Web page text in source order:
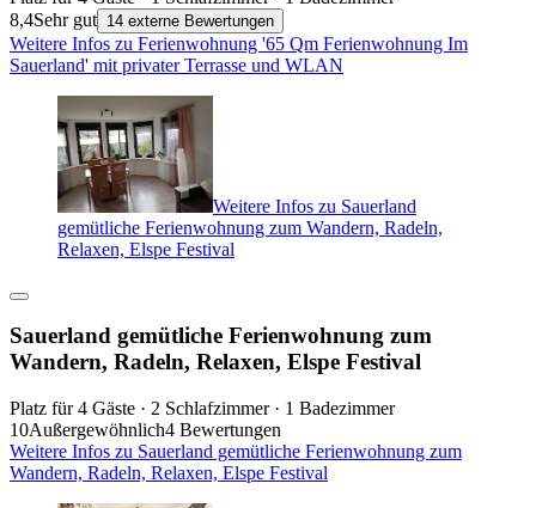
8,4Sehr gut 14 externe Bewertungen
Weitere Infos zu Ferienwohnung '65 Qm Ferienwohnung Im
Sauerland' mit privater Terrasse und WLAN
Weitere Infos zu Sauerland
gemütliche Ferienwohnung zum Wandern, Radeln,
Relaxen, Elspe Festival
Sauerland gemütliche Ferienwohnung zum
Wandern, Radeln, Relaxen, Elspe Festival
Platz für 4 Gäste · 2 Schlafzimmer · 1 Badezimmer
10Außergewöhnlich4 Bewertungen
Weitere Infos zu Sauerland gemütliche Ferienwohnung zum
Wandern, Radeln, Relaxen, Elspe Festival